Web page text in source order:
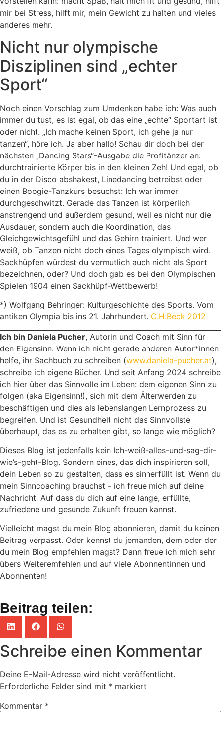
mir bei Stress, hilft mir, mein Gewicht zu halten und vieles
anderes mehr.
Nicht nur olympische
Disziplinen sind „echter
Sport“
Noch einen Vorschlag zum Umdenken habe ich: Was auch
immer du tust, es ist egal, ob das eine „echte“ Sportart ist
oder nicht. „Ich mache keinen Sport, ich gehe ja nur
tanzen“, höre ich. Ja aber hallo! Schau dir doch bei der
nächsten „Dancing Stars“-Ausgabe die Profitänzer an:
durchtrainierte Körper bis in den kleinen Zeh! Und egal, ob
du in der Disco abshakest, Linedancing betreibst oder
einen Boogie-Tanzkurs besuchst: Ich war immer
durchgeschwitzt. Gerade das Tanzen ist körperlich
anstrengend und außerdem gesund, weil es nicht nur die
Ausdauer, sondern auch die Koordination, das
Gleichgewichtsgefühl und das Gehirn trainiert. Und wer
weiß, ob Tanzen nicht doch eines Tages olympisch wird.
Sackhüpfen würdest du vermutlich auch nicht als Sport
bezeichnen, oder? Und doch gab es bei den Olympischen
Spielen 1904 einen Sackhüpf-Wettbewerb!
*) Wolfgang Behringer: Kulturgeschichte des Sports. Vom
antiken Olympia bis ins 21. Jahrhundert. C.H.Beck 2012
Ich bin Daniela Pucher, Autorin und Coach mit Sinn für
den Eigensinn. Wenn ich nicht gerade anderen Autor*innen
helfe, ihr Sachbuch zu schreiben (www.daniela-pucher.at),
schreibe ich eigene Bücher. Und seit Anfang 2024 schreibe
ich hier über das Sinnvolle im Leben: dem eigenen Sinn zu
folgen (aka Eigensinn!), sich mit dem Älterwerden zu
beschäftigen und dies als lebenslangen Lernprozess zu
begreifen. Und ist Gesundheit nicht das Sinnvollste
überhaupt, das es zu erhalten gibt, so lange wie möglich?
Dieses Blog ist jedenfalls kein Ich-weiß-alles-und-sag-dir-
wie’s-geht-Blog. Sondern eines, das dich inspirieren soll,
dein Leben so zu gestalten, dass es sinnerfüllt ist. Wenn du
mein Sinncoaching brauchst – ich freue mich auf deine
Nachricht! Auf dass du dich auf eine lange, erfüllte,
zufriedene und gesunde Zukunft freuen kannst.
Vielleicht magst du mein Blog abonnieren, damit du keinen
Beitrag verpasst. Oder kennst du jemanden, dem oder der
du mein Blog empfehlen magst? Dann freue ich mich sehr
übers Weiteremfehlen und auf viele Abonnentinnen und
Abonnenten!
Beitrag teilen:
Schreibe einen Kommentar
Deine E-Mail-Adresse wird nicht veröffentlicht.
Erforderliche Felder sind mit * markiert
Kommentar *